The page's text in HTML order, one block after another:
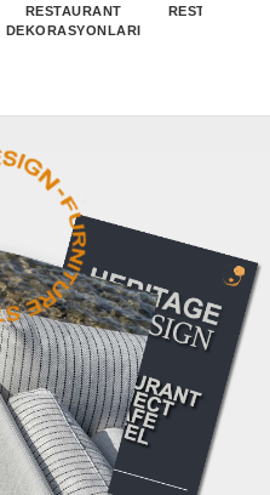
RESTAURANT
DEKORASYONLARI
RESTAURANT